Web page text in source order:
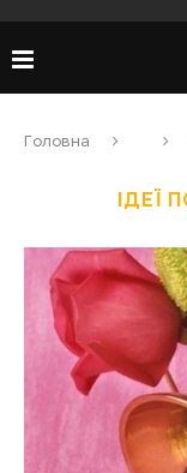
Головна
ІДЕЇ